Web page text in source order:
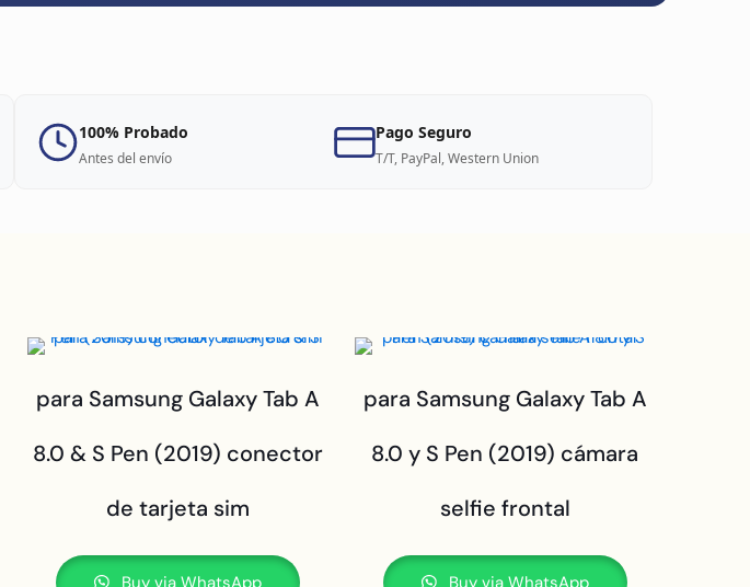
100% Probado
Antes del envío
Pago Seguro
T/T, PayPal, Western Union
para Samsung Galaxy Tab A
8.0 & S Pen (2019) conector
de tarjeta sim
Buy via WhatsApp
para Samsung Galaxy Tab A
8.0 y S Pen (2019) cámara
selfie frontal
Buy via WhatsApp